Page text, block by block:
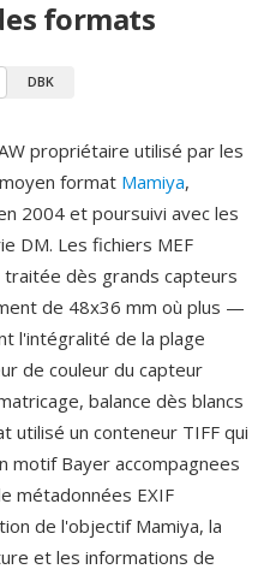
formats
DBK
propriétaire utilisé par les
format Mamiya,
2004 et poursuivi avec les
DM. Les fichiers MEF
dès grands capteurs
de 48x36 mm où plus —
l'intégralité de la plage
de couleur du capteur
balance dès blancs
utilisé un conteneur TIFF qui
motif Bayer accompagnees
métadonnées EXIF
de l'objectif Mamiya, la
et les informations de